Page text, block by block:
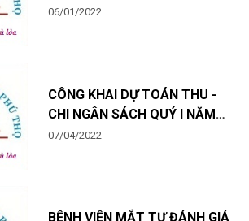
NĂM 2021
06/01/2022
CÔNG KHAI DỰ TOÁN THU -
CHI NGÂN SÁCH QUÝ I NĂM
2022
07/04/2022
BỆNH VIỆN MẮT TỰ ĐÁNH GIÁ